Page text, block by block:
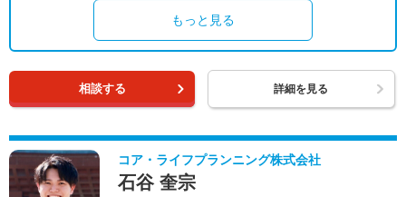
もっと見る
相談する 詳細を見る
コア・ライフプランニング株式会社
石谷 奎宗